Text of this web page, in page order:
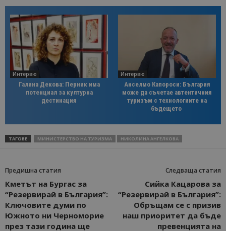
Интервю
Галина Декова: Перник има
потенциал за културна
дестинация
Интервю
Анселмо Капороси: България
може да съчетае автентичния
туризъм с технологиите на
бъдещето
ТАГОВЕ МИНИСТЕРСТВО НА ТУРИЗМА НИКОЛИНА АНГЕЛКОВА
Предишна статия
Кметът на Бургас за
“Резервирай в България”:
Ключовите думи по
Южното ни Черноморие
през тази година ще
Следваща статия
Сийка Кацарова за
“Резервирай в България”:
Обръщам се с призив
наш приоритет да бъде
превенцията на